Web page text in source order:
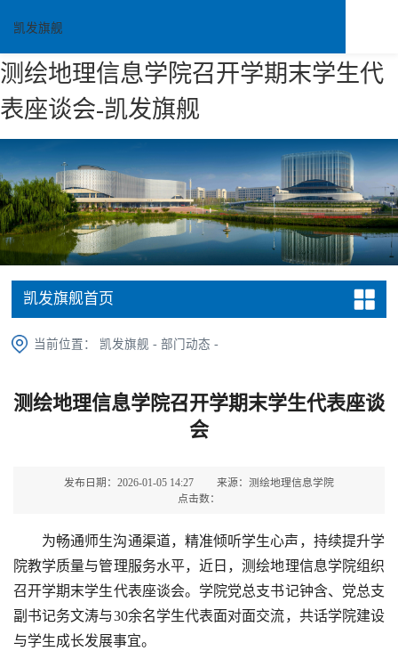
测绘地理信息学院召开学期末学生代
表座谈会-凯发旗舰
凯发旗舰
凯发旗舰首页
当前位置： 凯发旗舰 -部门动态 -
测绘地理信息学院召开学期末学生代表座谈
会
发布日期：2026-01-05 14:27
来源：测绘地理信息学院
点击数：
为畅通师生沟通渠道，精准倾听学生心声，持续提升学
院教学质量与管理服务水平，近日，测绘地理信息学院组织
召开学期末学生代表座谈会。学院党总支书记钟含、党总支
副书记务文涛与30余名学生代表面对面交流，共话学院建设
与学生成长发展事宜。